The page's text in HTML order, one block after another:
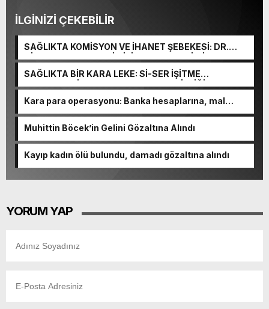
İLGİNİZİ ÇEKEBİLİR
SAĞLIKTA KOMİSYON VE İHANET ŞEBEKESİ: DR.
NİHAT URUÇ VE SEMİH İŞİTME MERKEZİ’NİN SGK
VURGUNU!
SAĞLIKTA BİR KARA LEKE: Sİ-SER İŞİTME
MERKEZLERİ VE MODERN UMUT TACİRLİĞİ
Kara para operasyonu: Banka hesaplarına, mal
Muhittin Böcek’in Gelini Gözaltına Alındı
Kayıp kadın ölü bulundu, damadı gözaltına alındı
YORUM YAP